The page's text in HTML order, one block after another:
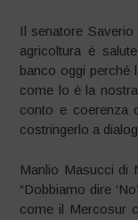
Il senatore
agricoltura è
banco oggi perché
come lo è la
conto e coerenza
costringerlo a
Manlio Masucci di
“Dobbiamo dire
come il Mercosur